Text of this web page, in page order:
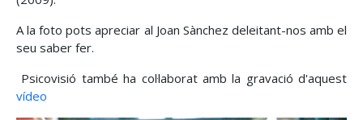
A la foto pots apreciar al Joan Sànchez deleitant-nos amb el
seu saber fer.
Psicovisió també ha col·laborat amb la gravació d'aquest
vídeo